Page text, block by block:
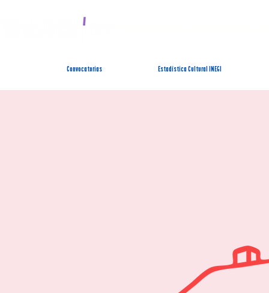
Convocatorias Estadística Cultural INEGI